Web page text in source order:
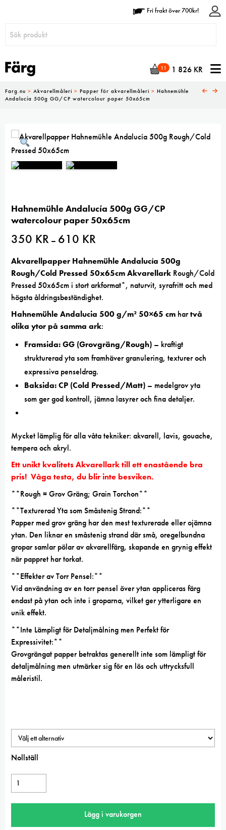
Fri frakt över 700kr!
11 1 826 KR
Farg.nu > Akvarellmåleri > Papper för akvarellmåleri > Hahnemühle
Andalucía 500g GG/CP watercolour paper 50x65cm
Hahnemühle Andalucía 500g GG/CP
watercolour paper 50x65cm
350 KR – 610 KR
610 kr
Akvarellpapper Hahnemühle Andalucía 500g
Rough/Cold Pressed 50x65cm Akvarellark Rough/Cold
Pressed 50x65cm i stort arkformat*, naturvit, syrafritt och med
högsta åldringsbeständighet.
Hahnemühle Andalucia 500 g/m² 50×65 cm hartvå
olika ytor på samma ark:
Framsida: GG (Grovgräng/Rough) – kraftigt
strukturerad yta som framhäver granulering, texturer och
expressiva penseldrag.
Baksida: CP (Cold Pressed/Matt) – medelgrov yta
som ger god kontroll, jämna lasyrer och fina detaljer.
Mycket lämplig för alla våta tekniker: akvarell, lavis, gouache,
tempera och akryl.
Ett unikt kvalitets Akvarellark till ett enastående bra
pris! Våga testa, du blir inte besviken.
**Rough = Grov Gräng; Grain Torchon**
**Texturerad Yta som Småstenig Strand:**
Papper med grov gräng har den mest texturerade eller ojämna
ytan. Den liknar en småstenig strand där små, oregelbundna
gropar samlar pölar av akvarellfärg, skapande en grynig effekt
när pappret har torkat.
**Effekter av Torr Pensel:**
Vid användning av en torr pensel över ytan appliceras färg
endast på ytan och inte i groparna, vilket ger ytterligare en
unik effekt.
**Inte Lämpligt för Detaljmålning men Perfekt för
Expressivitet:**
Grovgrängat papper betraktas generellt inte som lämpligt för
detaljmålning men utmärker sig för en lös och uttrycksfull
måleristil.
Nollställ
Hahnemühle
Andalucía
500g
watercolour
Lägg i varukorgen